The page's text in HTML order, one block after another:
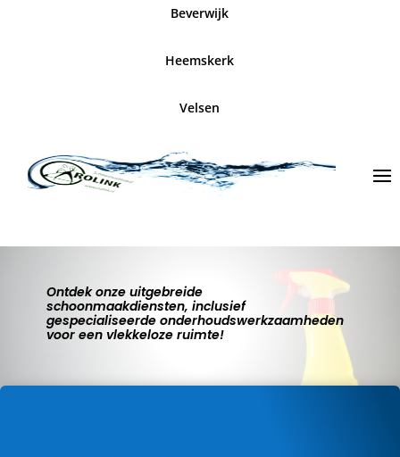
Beverwijk
Heemskerk
Velsen
Ontdek onze uitgebreide
schoonmaakdiensten, inclusief
gespecialiseerde onderhoudswerkzaamheden
voor een vlekkeloze ruimte!